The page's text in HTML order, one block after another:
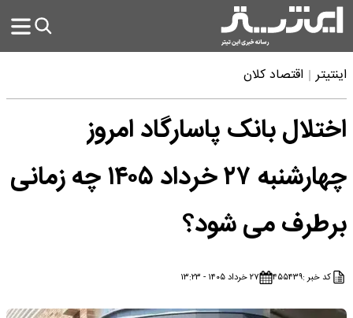
اینتیتر اقتصاد کلان
اختلال بانک پاسارگاد امروز
چهارشنبه ۲۷ خرداد ۱۴۰۵ چه زمانی
برطرف می شود؟
کد خبر :۴۵۵۴۳۹ ۲۷ خرداد ۱۴۰۵ - ۱۳:۲۳